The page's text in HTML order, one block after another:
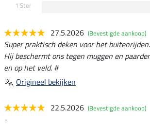
1 Ster
27.5.2026 (Bevestigde aankoop)
Super praktisch deken voor het
Hij beschermt ons tegen muggen en
en op het veld. #
Origineel bekijken
22.5.2026 (Bevestigde aankoop)
-